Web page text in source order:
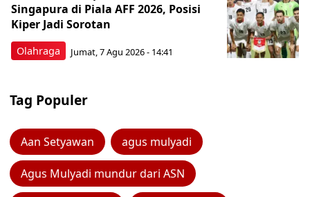
Olahraga
Singapura di Piala AFF 2026, Posisi
Kiper Jadi Sorotan
Jumat, 7 Agu 2026 - 14:41
Tag Populer
Aan Setyawan agus mulyadi
Agus Mulyadi mundur dari ASN